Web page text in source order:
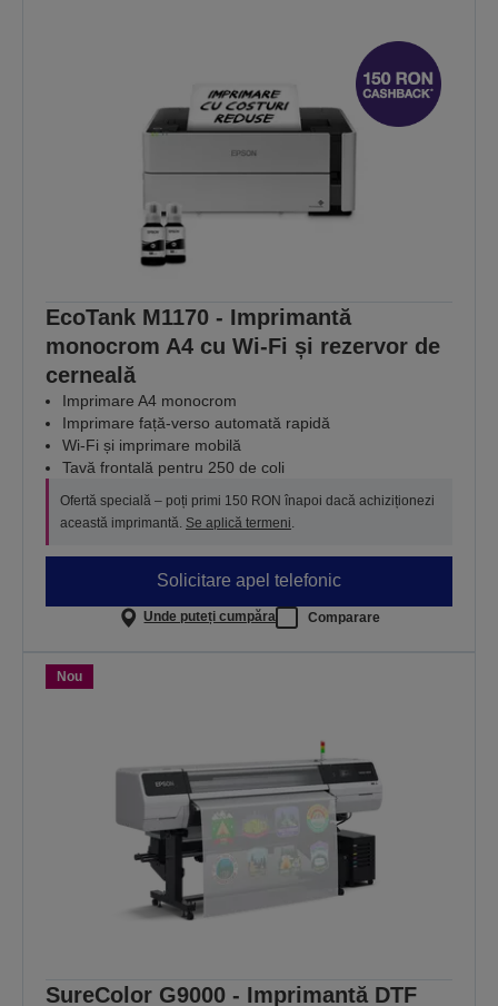
EcoTank M1170 - Imprimantă
monocrom A4 cu Wi-Fi și rezervor de
cerneală
Imprimare A4 monocrom
Imprimare față-verso automată rapidă
Wi-Fi și imprimare mobilă
Tavă frontală pentru 250 de coli
Ofertă specială – poți primi 150 RON înapoi dacă achiziționezi
această imprimantă. Se aplică termeni
Solicitare apel telefonic
Unde puteți cumpăra Comparare
Nou
SureColor G9000 - Imprimantă DTF